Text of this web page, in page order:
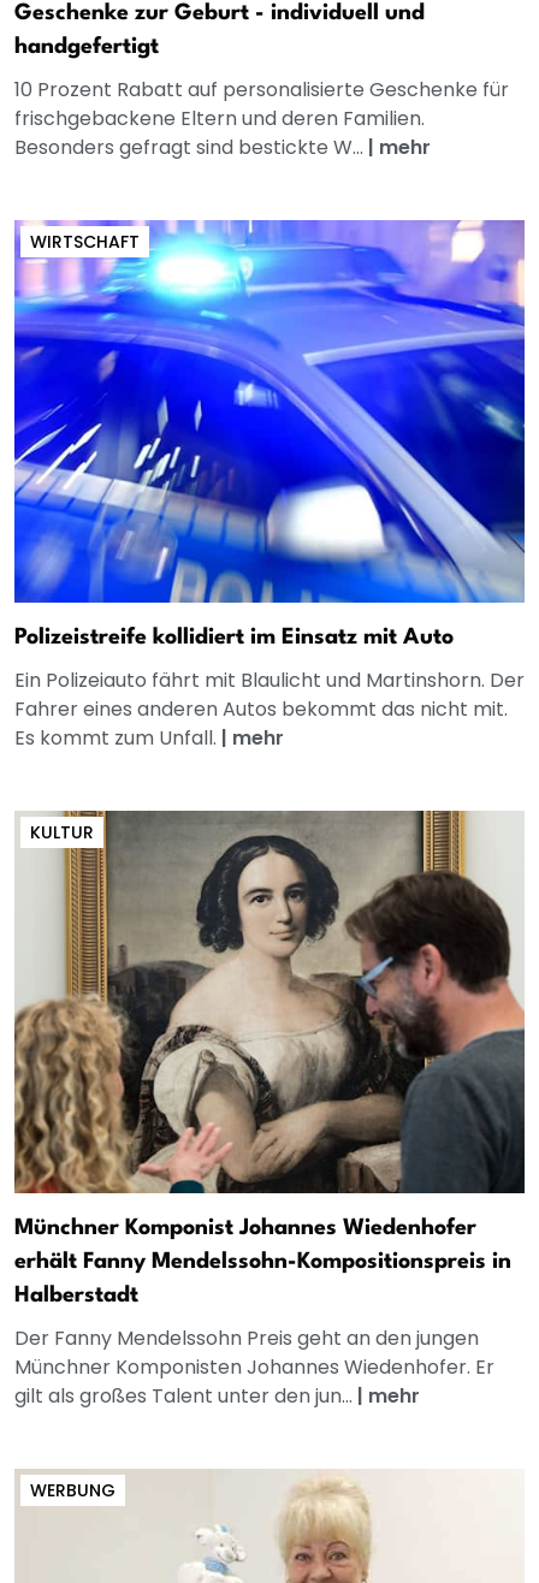
Geschenke zur Geburt - individuell und
handgefertigt
10 Prozent Rabatt auf personalisierte Geschenke für
frischgebackene Eltern und deren Familien.
Besonders gefragt sind bestickte W... | mehr
WIRTSCHAFT
Polizeistreife kollidiert im Einsatz mit Auto
Ein Polizeiauto fährt mit Blaulicht und Martinshorn. Der
Fahrer eines anderen Autos bekommt das nicht mit.
Es kommt zum Unfall. | mehr
KULTUR
Münchner Komponist Johannes Wiedenhofer
erhält Fanny Mendelssohn-Kompositionspreis in
Halberstadt
Der Fanny Mendelssohn Preis geht an den jungen
Münchner Komponisten Johannes Wiedenhofer. Er
gilt als großes Talent unter den jun... | mehr
WERBUNG